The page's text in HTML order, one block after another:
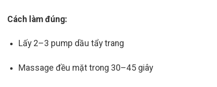
Cách làm đúng:
Lấy 2–3 pump dầu tẩy trang
Massage đều mặt trong 30–45 giây